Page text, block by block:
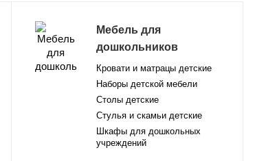
Мебель для
дошкольников
Кровати и матрацы детские
Наборы детской мебели
Столы детские
Стулья и скамьи детские
Шкафы для дошкольных
учреждений